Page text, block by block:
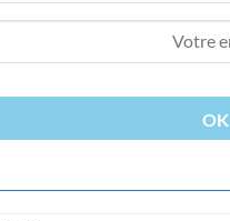
OK